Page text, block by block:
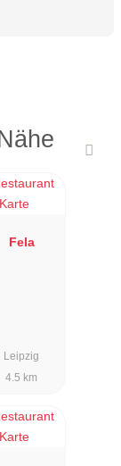
Fela
Leipzig
4.5 km